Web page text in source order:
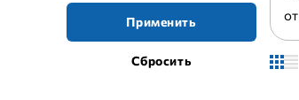
Применить